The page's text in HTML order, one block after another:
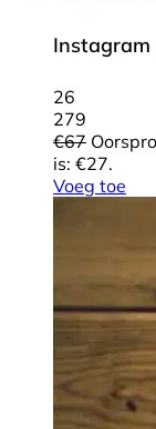
Instagram
26
279
€67
is: €27.
Voeg toe